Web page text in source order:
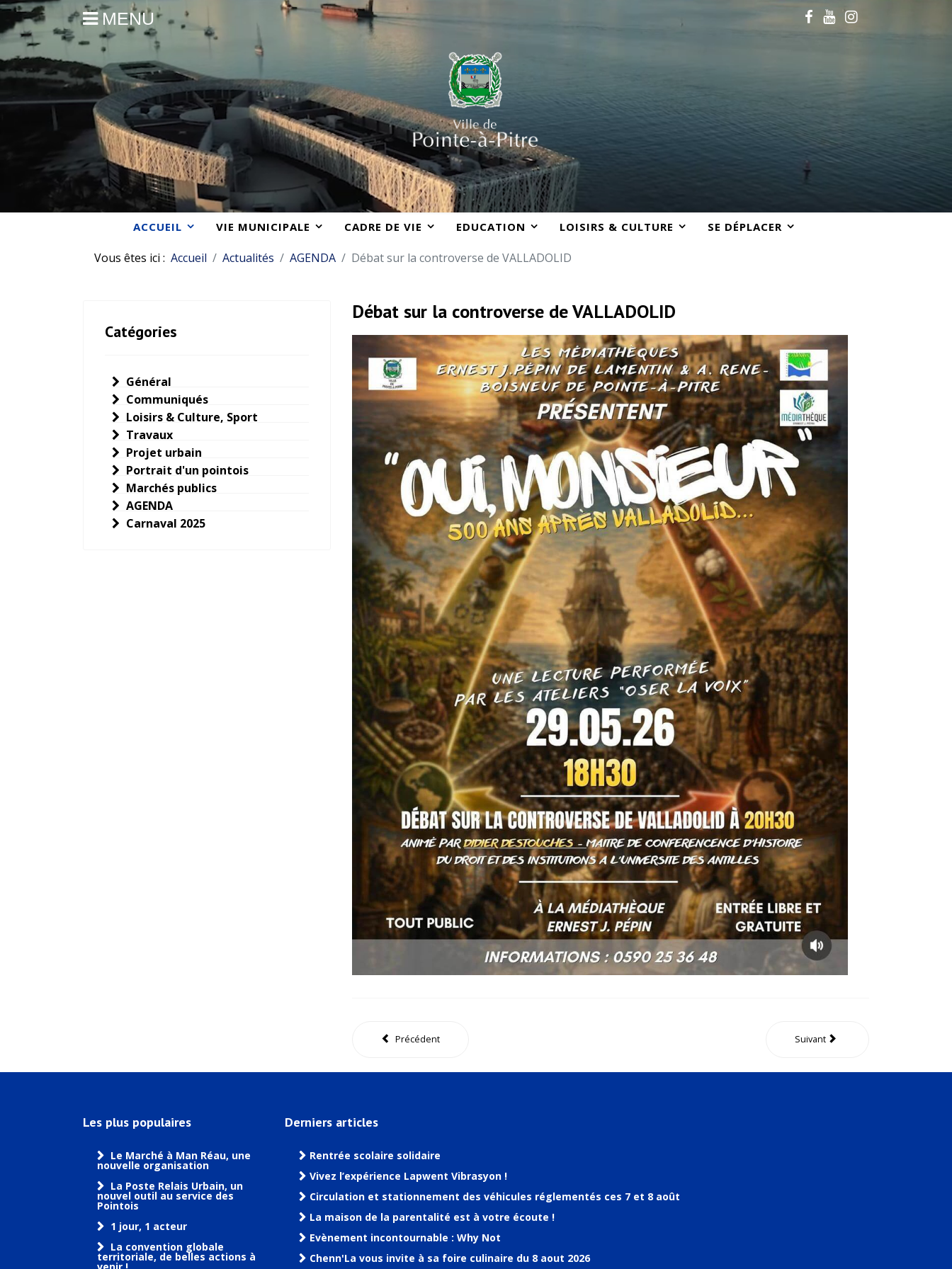
MENU
ACCUEIL VIE MUNICIPALE CADRE DE VIE EDUCATION LOISIRS & CULTURE SE DÉPLACER
Vous êtes ici : Accueil Actualités AGENDA Débat sur la controverse de VALLADOLID
Catégories
Général
Communiqués
Loisirs & Culture, Sport
Travaux
Projet urbain
Portrait d'un pointois
Marchés publics
AGENDA
Carnaval 2025
Débat sur la controverse de VALLADOLID
Précédent Suivant
Les plus populaires
Le Marché à Man Réau, une
nouvelle organisation
La Poste Relais Urbain, un
nouvel outil au service des
Pointois
1 jour, 1 acteur
La convention globale
territoriale, de belles actions à
Derniers articles
Rentrée scolaire solidaire
Vivez l’expérience Lapwent Vibrasyon !
Circulation et stationnement des véhicules réglementés ces 7 et 8 août
La maison de la parentalité est à votre écoute !
Evènement incontournable : Why Not
Chenn'La vous invite à sa foire culinaire du 8 aout 2026